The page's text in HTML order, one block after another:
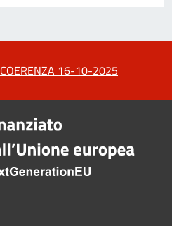
COERENZA 16-10-2025